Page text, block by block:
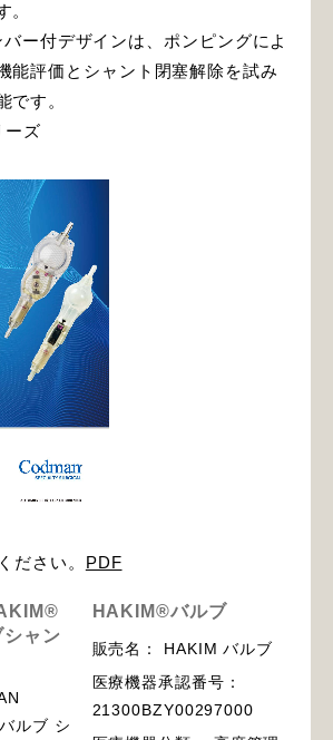
。
ー付デザインは、ポンピングによ
能評価とシャント閉塞解除を試み
です。
ーズ
ださい。 PDF
ャン
ルブ シ
HAKIM®バルブ
販売名： HAKIM バルブ
医療機器承認番号：
21300BZY00297000